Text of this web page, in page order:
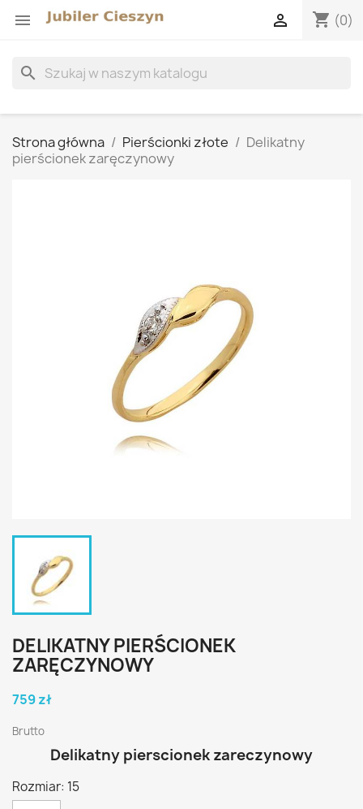
 shopping_cart (0)

search
Strona główna Pierścionki złote
Delikatny
pierścionek zaręczynowy
DELIKATNY PIERŚCIONEK
ZARĘCZYNOWY
759 zł
Brutto
Delikatny pierscionek zareczynowy
Rozmiar: 15